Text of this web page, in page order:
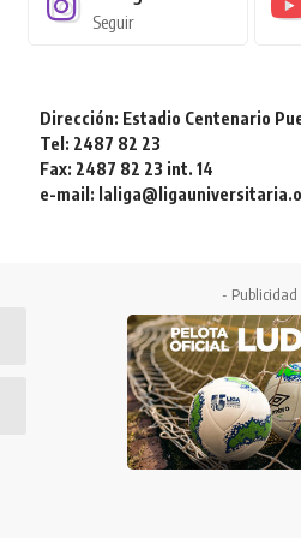
Seguir
Dirección: Estadio Centenario
Tel: 2487 82 23
Fax: 2487 82 23 int. 14
e-mail:
- Publicidad